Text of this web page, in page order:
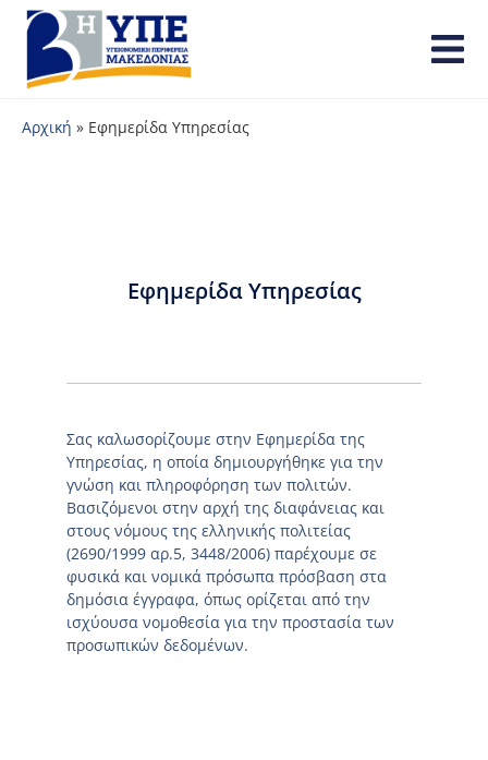
Αρχική » Εφημερίδα Υπηρεσίας
Εφημερίδα Υπηρεσίας
Σας καλωσορίζουμε στην Εφημερίδα της
Υπηρεσίας, η οποία δημιουργήθηκε για την
γνώση και πληροφόρηση των πολιτών.
Βασιζόμενοι στην αρχή της διαφάνειας και
στους νόμους της ελληνικής πολιτείας
(2690/1999 αρ.5, 3448/2006) παρέχουμε σε
φυσικά και νομικά πρόσωπα πρόσβαση στα
δημόσια έγγραφα, όπως ορίζεται από την
ισχύουσα νομοθεσία για την προστασία των
προσωπικών δεδομένων.